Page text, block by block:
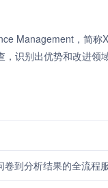
Management，简
，识别出优势和改进领
卷到分析结果的全流程